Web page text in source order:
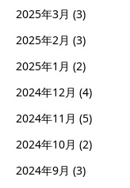
2025年3月 (3)
2025年2月 (3)
2025年1月 (2)
2024年12月 (4)
2024年11月 (5)
2024年10月 (2)
2024年9月 (3)